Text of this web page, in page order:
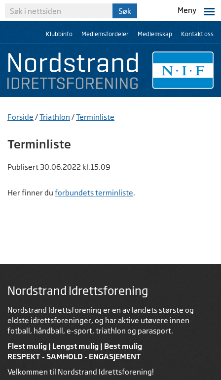
Meny
Klubbinfo Medlemsfordeler Medlemskap Kontakt oss
Forside /Triathlon /Terminliste
Terminliste
Publisert 30.06.2022 kl.15.09
Her finner du forbundets terminliste.
Nordstrand Idrettsforening
Nordstrand Idrettsforening er en av landets største og
eldste idrettsforeninger, og har aktive utøvere innen
fotball, håndball, e-sport, triathlon og parasport.
Flest mulig | Lengst mulig | Best mulig
RESPEKT - SAMHOLD - ENGASJEMENT
Velkommen til Nordstrand Idrettsforening!